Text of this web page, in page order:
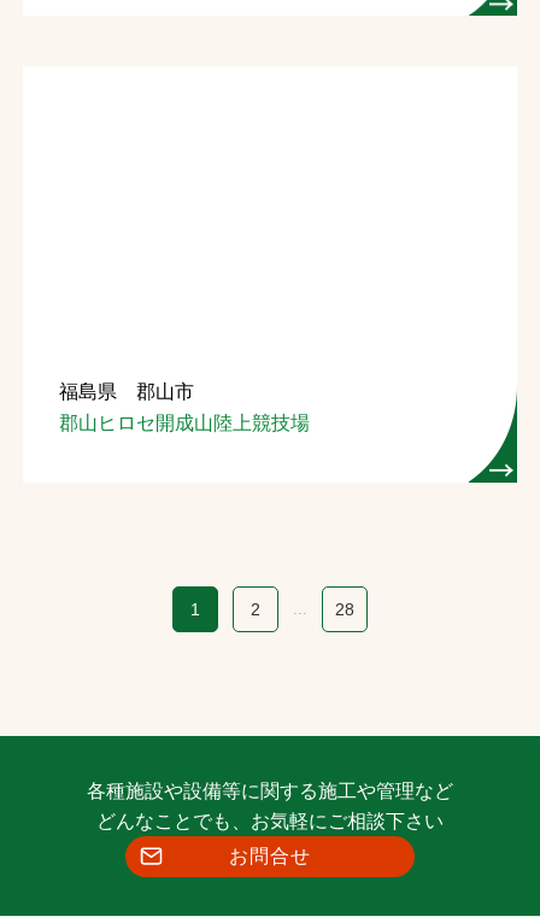
福島県 郡山市
郡山ヒロセ開成山陸上競技場
1 2 ... 28
各種施設や設備等に関する施工や管理など
どんなことでも、お気軽にご相談下さい
お問合せ